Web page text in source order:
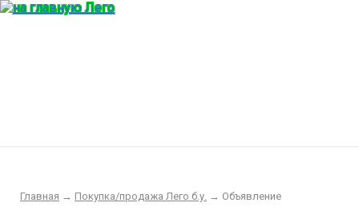
Главная → Покупка/продажа Лего б.у. → Объявление